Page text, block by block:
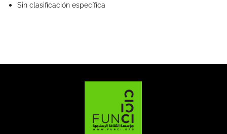
Sin clasificación específica